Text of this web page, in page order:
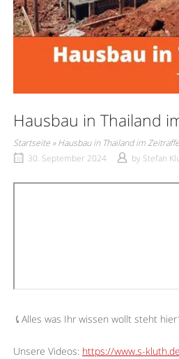
Hausbau in Thailand
Startseite »Hausbau in Thailand im
30. September 2024
by Stefan
⤹Alles was Ihr wissen wollt steht
Unsere Videos: https://www.s-